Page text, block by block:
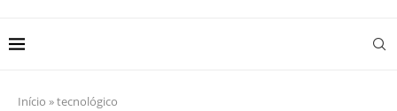
Início »tecnológico